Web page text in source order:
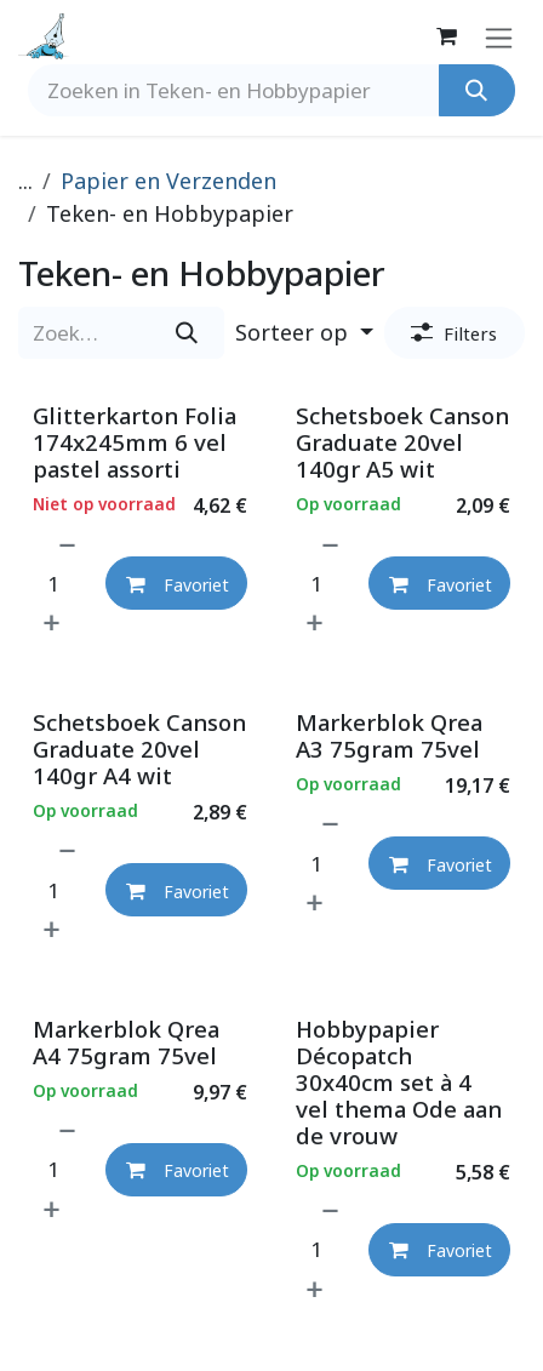
Overslaan naar inhoud
...
Papier en Verzenden
Teken- en Hobbypapier
Teken- en Hobbypapier
Sorteer op Filters
Glitterkarton Folia
174x245mm 6 vel
pastel assorti
4,62€
Niet op voorraad
Favoriet
Schetsboek Canson
Graduate 20vel
140gr A5 wit
2,09€
Op voorraad
Favoriet
Schetsboek Canson
Graduate 20vel
140gr A4 wit
2,89€
Op voorraad
Favoriet
Markerblok Qrea
A3 75gram 75vel
19,17€
Op voorraad
Favoriet
Markerblok Qrea
A4 75gram 75vel
9,97€
Op voorraad
Favoriet
Hobbypapier
Décopatch
30x40cm set à 4
vel thema Ode aan
de vrouw
5,58€
Op voorraad
Favoriet